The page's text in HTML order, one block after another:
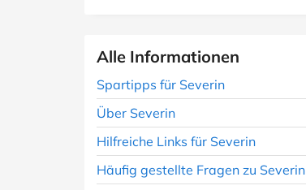
Alle Informationen
Spartipps für Severin
Über Severin
Hilfreiche Links für Severin
Häufig gestellte Fragen zu Severin